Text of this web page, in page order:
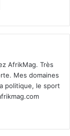
AfrikMag. Très
Mes domaines
politique, le sport